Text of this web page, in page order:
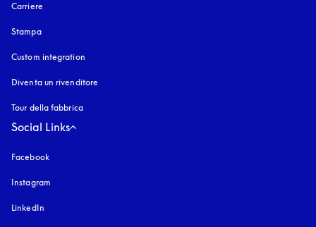
Carriere
Stampa
Custom integration
Diventa un rivenditore
Tour della fabbrica
Social Links
Facebook
Instagram
LinkedIn